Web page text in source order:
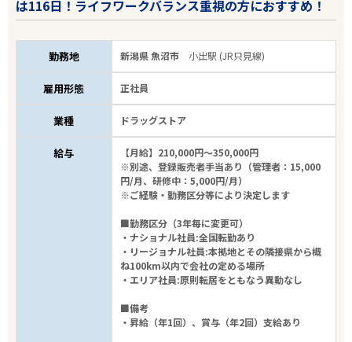
エリアで探す 駅から探す
は116日！ライフワークバランス重視の方におすすめ！
勤務地 新潟県 魚沼市 小出駅 (JR只見線)
雇用形態 正社員
業種 ドラッグストア
給与
【月給】210,000円～350,000円
※別途、登録販売者手当あり（管理者：15,000
円/月、研修中：5,000円/月）
※ご経験・勤務区分等により決定します
■勤務区分（3年毎に変更可）
・ナショナル社員:全国転勤あり
・リージョナル社員:本拠地とその隣接県から概
ね100km以内で会社の定める場所
・エリア社員:原則転居をともなう異動なし
■備考
・昇給（年1回）、賞与（年2回）支給あり